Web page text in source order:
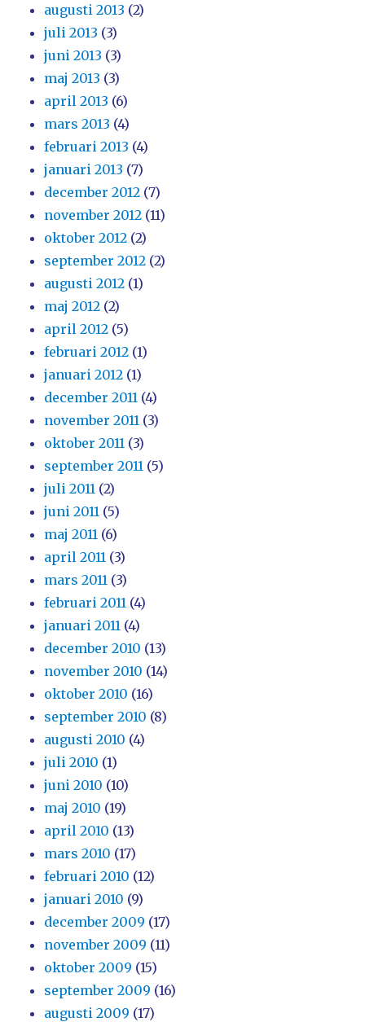
augusti 2013 (2)
juli 2013 (3)
juni 2013 (3)
maj 2013 (3)
april 2013 (6)
mars 2013 (4)
februari 2013 (4)
januari 2013 (7)
december 2012 (7)
november 2012 (11)
oktober 2012 (2)
september 2012 (2)
augusti 2012 (1)
maj 2012 (2)
april 2012 (5)
februari 2012 (1)
januari 2012 (1)
december 2011 (4)
november 2011 (3)
oktober 2011 (3)
september 2011 (5)
juli 2011 (2)
juni 2011 (5)
maj 2011 (6)
april 2011 (3)
mars 2011 (3)
februari 2011 (4)
januari 2011 (4)
december 2010 (13)
november 2010 (14)
oktober 2010 (16)
september 2010 (8)
augusti 2010 (4)
juli 2010 (1)
juni 2010 (10)
maj 2010 (19)
april 2010 (13)
mars 2010 (17)
februari 2010 (12)
januari 2010 (9)
december 2009 (17)
november 2009 (11)
oktober 2009 (15)
september 2009 (16)
augusti 2009 (17)